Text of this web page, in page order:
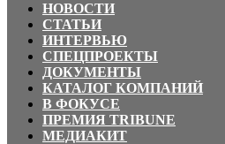
НОВОСТИ
СТАТЬИ
ИНТЕРВЬЮ
СПЕЦПРОЕКТЫ
ДОКУМЕНТЫ
КАТАЛОГ КОМПАНИЙ
В ФОКУСЕ
ПРЕМИЯ TRIBUNE
МЕДИАКИТ